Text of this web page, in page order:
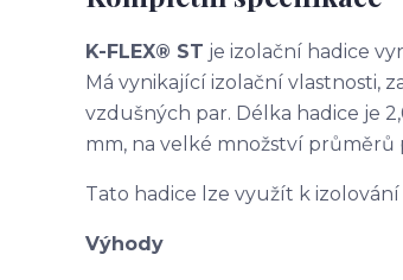
K-FLEX® ST je izolační hadice
Má vynikající izolační vlastnosti,
vzdušných par. Délka hadice je
mm, na velké množství průměrů
Tato hadice lze využít k
Výhody